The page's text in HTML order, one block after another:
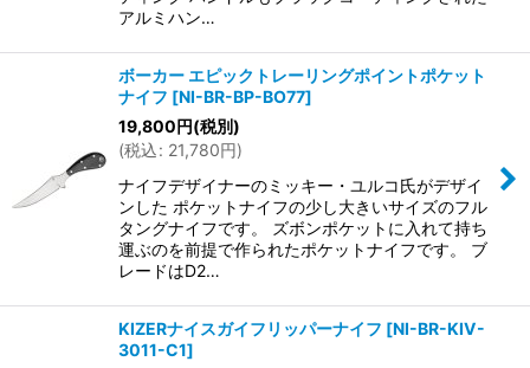
アルミハン…
ボーカー エピックトレーリングポイントポケット
ナイフ [NI-BR-BP-BO77]
19,800円(税別)
(税込: 21,780円)
ナイフデザイナーのミッキー・ユルコ氏がデザイ
ンした ポケットナイフの少し大きいサイズのフル
タングナイフです。 ズボンポケットに入れて持ち
運ぶのを前提で作られたポケットナイフです。 ブ
レードはD2…
KIZERナイスガイフリッパーナイフ [NI-BR-KIV-
3011-C1]